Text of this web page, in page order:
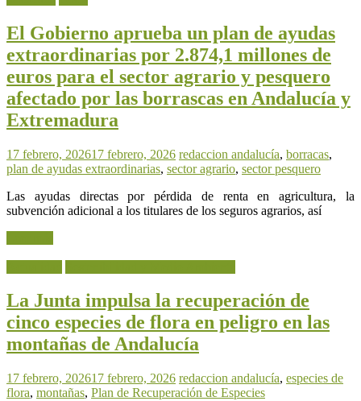
El Gobierno aprueba un plan de ayudas
extraordinarias por 2.874,1 millones de
euros para el sector agrario y pesquero
afectado por las borrascas en Andalucía y
Extremadura
17 febrero, 202617 febrero, 2026 redaccion andalucía, borracas,
plan de ayudas extraordinarias, sector agrario, sector pesquero
Las ayudas directas por pérdida de renta en agricultura, la
subvención adicional a los titulares de los seguros agrarios, así
La Junta impulsa la recuperación de
cinco especies de flora en peligro en las
montañas de Andalucía
17 febrero, 202617 febrero, 2026 redaccion andalucía, especies de
flora, montañas, Plan de Recuperación de Especies